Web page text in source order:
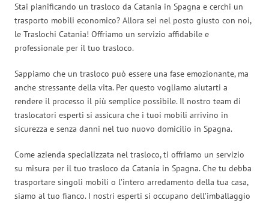
Stai pianificando un trasloco da Catania in Spagna e cerchi un
trasporto mobili economico? Allora sei nel posto giusto con noi,
le Traslochi Catania! Offriamo un servizio affidabile e
professionale per il tuo trasloco.
Sappiamo che un trasloco può essere una fase emozionante, ma
anche stressante della vita. Per questo vogliamo aiutarti a
rendere il processo il più semplice possibile. Il nostro team di
traslocatori esperti si assicura che i tuoi mobili arrivino in
sicurezza e senza danni nel tuo nuovo domicilio in Spagna.
Come azienda specializzata nel trasloco, ti offriamo un servizio
su misura per il tuo trasloco da Catania in Spagna. Che tu debba
trasportare singoli mobili o l’intero arredamento della tua casa,
siamo al tuo fianco. I nostri esperti si occupano dell’imballaggio